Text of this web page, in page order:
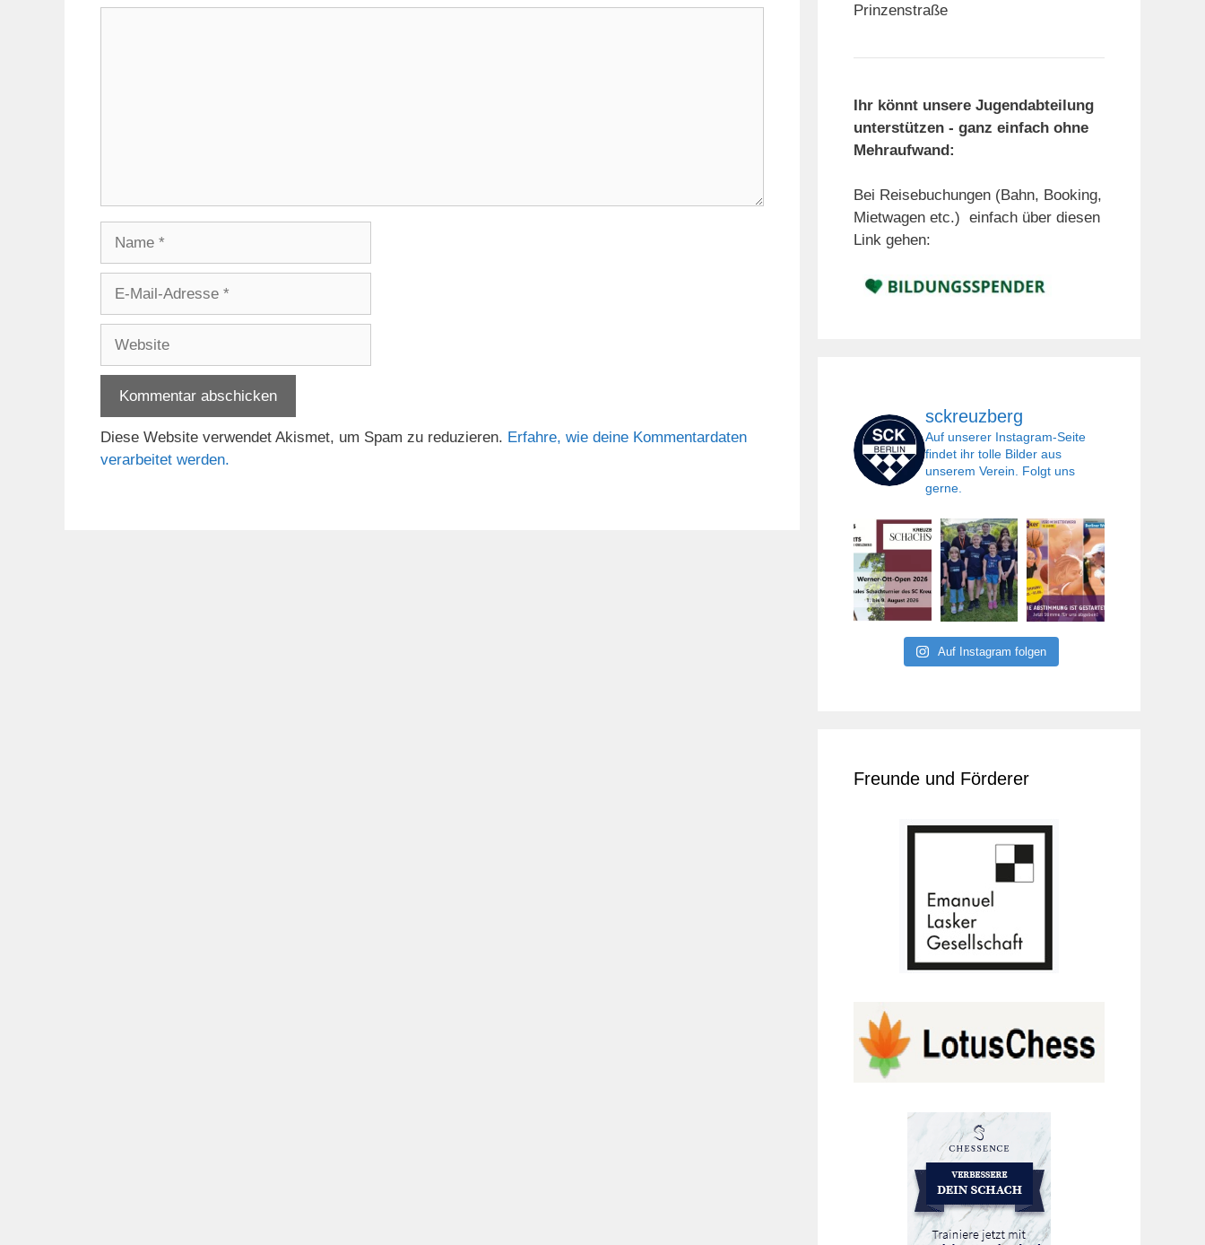
Adresse
Diese Website verwendet Akismet, um Spam zu reduzieren. Erfahre, wie deine Kommentardaten
verarbeitet werden.
Prinzenstraße
Ihr könnt unsere Jugendabteilung
unterstützen - ganz einfach ohne
Mehraufwand:
Bei Reisebuchungen (Bahn, Booking,
Mietwagen etc.) einfach über diesen
Link gehen:
sckreuzberg
Auf unserer Instagram-Seite
findet ihr tolle Bilder aus
unserem Verein. Folgt uns
gerne.
Auf Instagram folgen
Freunde und Förderer